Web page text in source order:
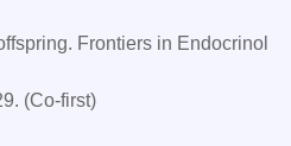
Frontiers in Endocrinol
(Co-first)